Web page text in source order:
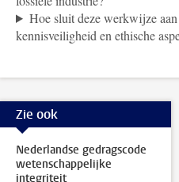
Hoe sluit deze werkwijze
kennisveiligheid en ethische
Zie ook
Nederlandse gedragscode
wetenschappelijke
integriteit